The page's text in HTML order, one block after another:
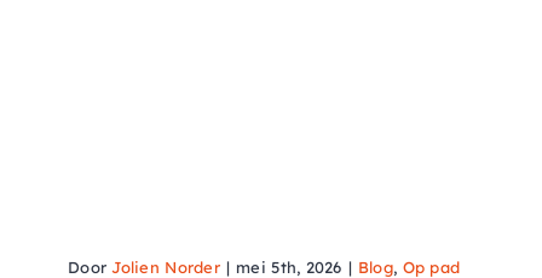
DoorJolien Norder | mei 5th, 2026 | Blog, Op pad